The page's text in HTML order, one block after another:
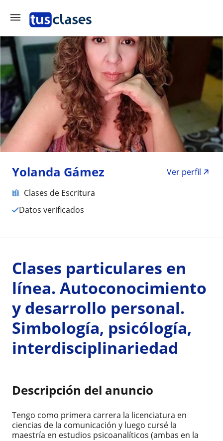
Yolanda Gámez
Ver perfil
Clases de Escritura
Datos verificados
Clases particulares en
línea. Autoconocimiento
y desarrollo personal.
Simbología, psicólogía,
interdisciplinariedad
Descripción del anuncio
Tengo como primera carrera la licenciatura en
ciencias de la comunicación y luego cursé la
maestría en estudios psicoanalíticos (ambas en la